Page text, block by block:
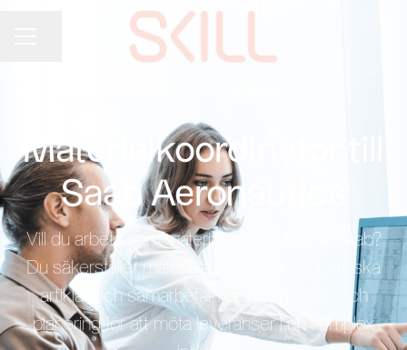
Materialkoordinator till
Saab Aeronautics
Vill du arbeta som materialkoordinator på Saab?
Du säkerställer materialflöden, prioriterar kritiska
artiklar och samarbetar nära produktion och
planering för att möta leveranser i en komplex